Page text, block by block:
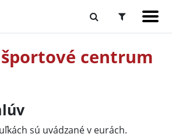
centrum
sú uvádzané v eurách.